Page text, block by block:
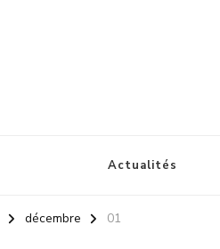
Actualités
décembre 01